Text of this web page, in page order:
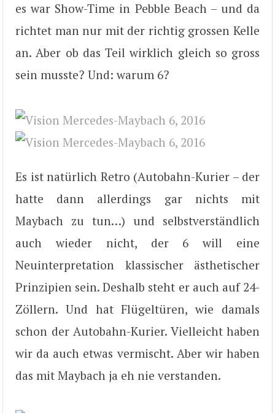
es war Show-Time in Pebble Beach – und da
richtet man nur mit der richtig grossen Kelle
an. Aber ob das Teil wirklich gleich so gross
sein musste? Und: warum 6?
Es ist natürlich Retro (Autobahn-Kurier – der
hatte dann allerdings gar nichts mit
Maybach zu tun…) und selbstverständlich
auch wieder nicht, der 6 will eine
Neuinterpretation klassischer ästhetischer
Prinzipien sein. Deshalb steht er auch auf 24-
Zöllern. Und hat Flügeltüren, wie damals
schon der Autobahn-Kurier. Vielleicht haben
wir da auch etwas vermischt. Aber wir haben
das mit Maybach ja eh nie verstanden.